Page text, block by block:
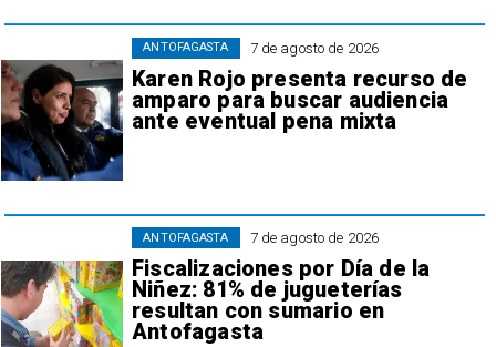
7 de agosto de 2026
Karen Rojo presenta recurso de
amparo para buscar audiencia
ante eventual pena mixta
ANTOFAGASTA
7 de agosto de 2026
Fiscalizaciones por Día de la
Niñez: 81% de jugueterías
resultan con sumario en
Antofagasta
ANTOFAGASTA